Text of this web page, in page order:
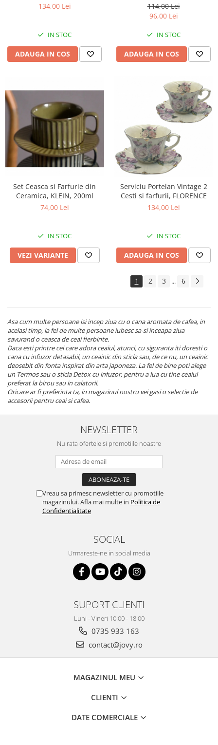
134,00 Lei
IN STOC
ADAUGA IN COS
114,00 Lei
96,00 Lei
IN STOC
ADAUGA IN COS
Set Ceasca si Farfurie din
Ceramica, KLEIN, 200ml
74,00 Lei
IN STOC
VEZI VARIANTE
Serviciu Portelan Vintage 2
Cesti si farfurii, FLORENCE
134,00 Lei
IN STOC
ADAUGA IN COS
1 2 3 ... 6
Asa cum multe persoane isi incep ziua cu o cana aromata de cafea, in
acelasi timp, la fel de multe persoane iubesc sa-si inceapa ziua
savurand o ceasca de ceai fierbinte.
Daca esti printre cei care adora ceaiul, atunci, cu siguranta iti doresti o
cana cu infuzor detasabil, un ceainic din sticla sau, de ce nu, un ceainic
deosebit din fonta inspirat din arta japoneza. La fel de bine poti alege
un Termos sau o sticla Detox cu infuzor, pentru a lua cu tine ceaiul
preferat la birou sau in calatorii.
Oricare ar fi preferinta ta, in magazinul nostru vei gasi o selectie de
accesorii pentru ceai si cafea.
NEWSLETTER
Nu rata ofertele si promotiile noastre
Vreau sa primesc newsletter cu promotiile
magazinului. Afla mai multe in Politica de
Confidentialitate
SOCIAL
Urmareste-ne in social media
SUPORT CLIENTI
Luni - Vineri 10:00 - 18:00
0735 933 163
contact@jovy.ro
MAGAZINUL MEU
CLIENTI
DATE COMERCIALE